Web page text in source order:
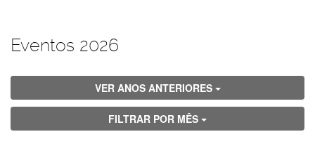
Eventos 2026
VER ANOS ANTERIORES
FILTRAR POR MÊS